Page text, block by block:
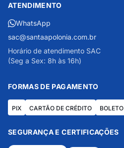
ATENDIMENTO
WhatsApp
sac@santaapolonia.com.br
Horário de atendimento SAC
(Seg a Sex: 8h às 16h)
FORMAS DE PAGAMENTO
PIX CARTÃO DE CRÉDITO BOLETO
SEGURANÇA E CERTIFICAÇÕES